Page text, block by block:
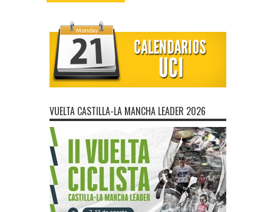
VUELTA CASTILLA-LA MANCHA LEADER 2026